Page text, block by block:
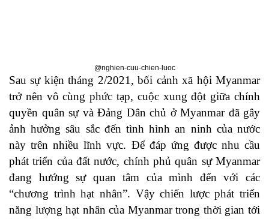
@nghien-cuu-chien-luoc
Sau sự kiện tháng 2/2021, bối cảnh xã hội Myanmar
trở nên vô cùng phức tạp, cuộc xung đột giữa chính
quyền quân sự và Đảng Dân chủ ở Myanmar đã gây
ảnh hưởng sâu sắc đến tình hình an ninh của nước
này trên nhiều lĩnh vực. Để đáp ứng được nhu cầu
phát triển của đất nước, chính phủ quân sự Myanmar
đang hướng sự quan tâm của mình đến với các
“chương trình hạt nhân”. Vậy chiến lược phát triển
năng lượng hạt nhân của Myanmar trong thời gian tới